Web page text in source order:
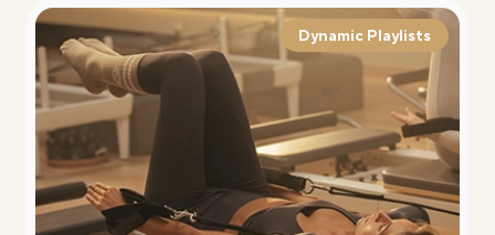
Dynamic Playlists